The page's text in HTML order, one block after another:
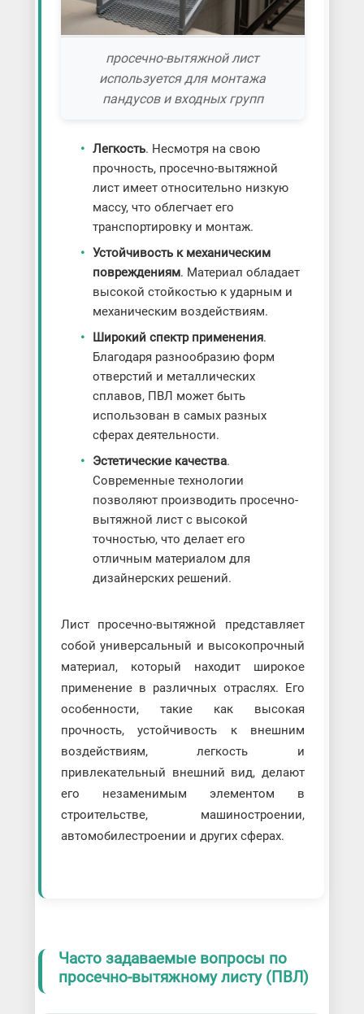
просечно-вытяжной лист
используется для монтажа
пандусов и входных групп
Легкость. Несмотря на свою
прочность, просечно-вытяжной
лист имеет относительно низкую
массу, что облегчает его
транспортировку и монтаж.
Устойчивость к механическим
повреждениям. Материал обладает
высокой стойкостью к ударным и
механическим воздействиям.
Широкий спектр применения.
Благодаря разнообразию форм
отверстий и металлических
сплавов, ПВЛ может быть
использован в самых разных
сферах деятельности.
Эстетические качества.
Современные технологии
позволяют производить просечно-
вытяжной лист с высокой
точностью, что делает его
отличным материалом для
дизайнерских решений.
Лист просечно-вытяжной представляет
собой универсальный и высокопрочный
материал, который находит широкое
применение в различных отраслях. Его
особенности, такие как высокая
прочность, устойчивость к внешним
воздействиям, легкость и
привлекательный внешний вид, делают
его незаменимым элементом в
строительстве, машиностроении,
автомобилестроении и других сферах.
Часто задаваемые вопросы по
просечно-вытяжному листу (ПВЛ)